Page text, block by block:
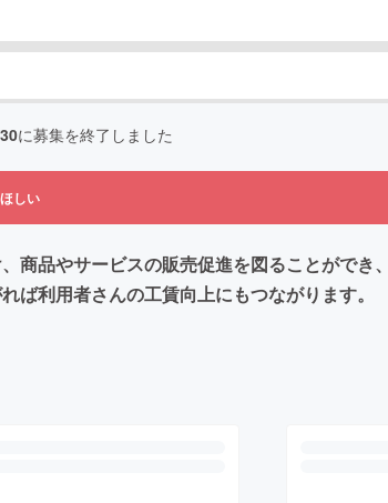
に募集を終了しました
しい
商品やサービスの販売促進を図ることができ
利用者さんの工賃向上にもつながります。